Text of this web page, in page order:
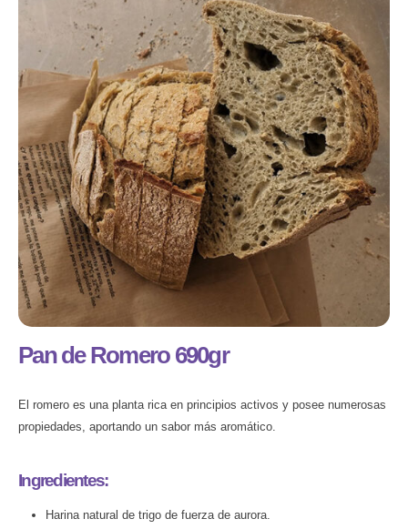
Pan de Romero 690gr
El romero es una planta rica en principios activos y posee numerosas
propiedades, aportando un sabor más aromático.
Ingredientes:
Harina natural de trigo de fuerza de aurora.